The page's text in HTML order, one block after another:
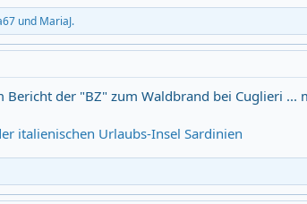
und MariaJ.
Bericht der "BZ" zum Waldbrand bei Cuglieri ...
italienischen Urlaubs-Insel Sardinien